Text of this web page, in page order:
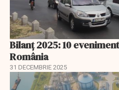
Bilanț 2025: 10
România
31 DECEMBRIE 2025